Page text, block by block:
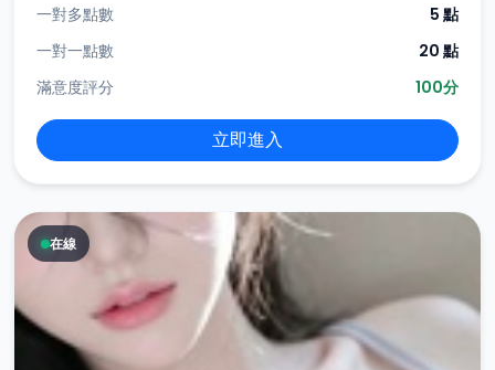
一對多點數
5 點
一對一點數
20 點
滿意度評分
100分
立即進入
在線